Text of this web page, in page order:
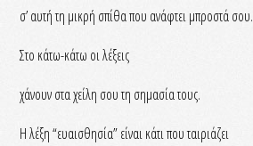
σ’ αυτή τη μικρή σπίθα που ανάφτει μπροστά σου.
Στο κάτω-κάτω οι λέξεις
χάνουν στα χείλη σου τη σημασία τους.
Η λέξη “ευαισθησία” είναι κάτι που ταιριάζει